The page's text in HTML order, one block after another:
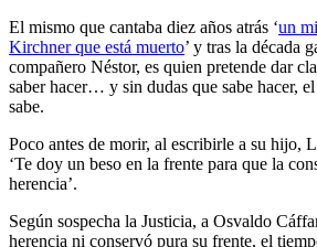
El mismo que cantaba diez años atrás ‘un
Kirchner que está muerto’ y tras la década
compañero Néstor, es quien pretende dar
saber hacer… y sin dudas que sabe hacer,
sabe.
Poco antes de morir, al escribirle a su hijo,
‘Te doy un beso en la frente para que la
herencia’.
Según sospecha la Justicia, a Osvaldo
herencia ni conservó pura su frente, el